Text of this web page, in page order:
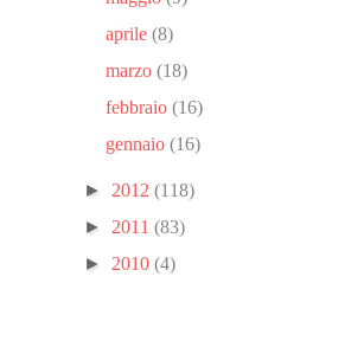
aprile(8)
marzo(18)
febbraio(16)
gennaio(16)
► 2012 (118)
► 2011 (83)
► 2010 (4)